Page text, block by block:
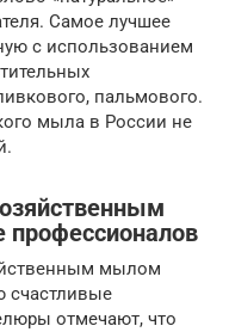
Самое лучшее
с использованием
пальмового.
мыла в России не
мылом
счастливые
отмечают, что